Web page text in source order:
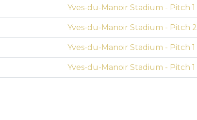
Yves-du-Manoir Stadium - Pitch 1
Yves-du-Manoir Stadium - Pitch 2
Yves-du-Manoir Stadium - Pitch 1
Yves-du-Manoir Stadium - Pitch 1